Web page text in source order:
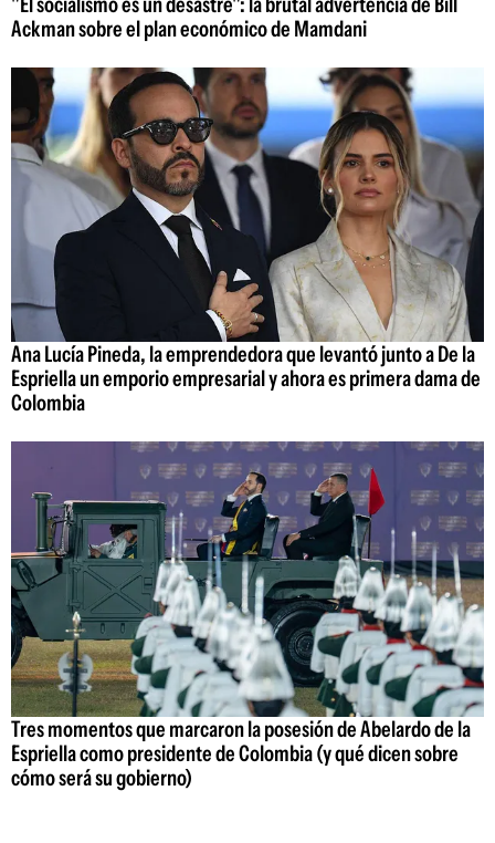
Ackman sobre el plan económico de Mamdani
Ana Lucía Pineda, la emprendedora que levantó junto a De la
Espriella un emporio empresarial y ahora es primera dama de
Colombia
Tres momentos que marcaron la posesión de Abelardo de la
Espriella como presidente de Colombia (y qué dicen sobre
cómo será su gobierno)